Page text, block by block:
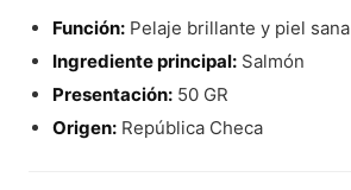
Función:Pelaje brillante y piel sana
Ingrediente principal:Salmón
Presentación:50 GR
Origen:República Checa